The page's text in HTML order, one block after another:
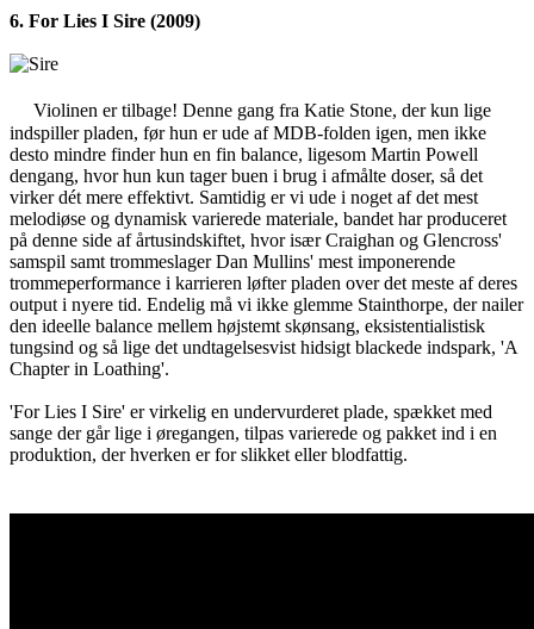
6. For Lies I Sire (2009)
Violinen er tilbage! Denne gang fra Katie Stone, der kun lige
indspiller pladen, før hun er ude af MDB-folden igen, men ikke
desto mindre finder hun en fin balance, ligesom Martin Powell
dengang, hvor hun kun tager buen i brug i afmålte doser, så det
virker dét mere effektivt. Samtidig er vi ude i noget af det mest
melodiøse og dynamisk varierede materiale, bandet har produceret
på denne side af årtusindskiftet, hvor især Craighan og Glencross'
samspil samt trommeslager Dan Mullins' mest imponerende
trommeperformance i karrieren løfter pladen over det meste af deres
output i nyere tid. Endelig må vi ikke glemme Stainthorpe, der nailer
den ideelle balance mellem højstemt skønsang, eksistentialistisk
tungsind og så lige det undtagelsesvist hidsigt blackede indspark, 'A
Chapter in Loathing'.
'For Lies I Sire' er virkelig en undervurderet plade, spækket med
sange der går lige i øregangen, tilpas varierede og pakket ind i en
produktion, der hverken er for slikket eller blodfattig.